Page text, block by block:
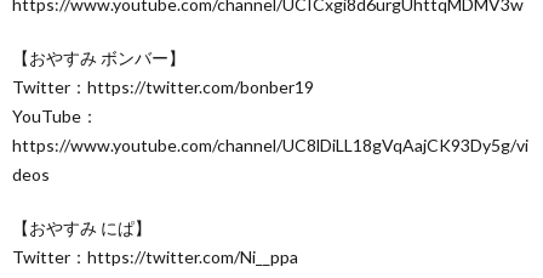
https://www.youtube.com/channel/UCICxgi8d6urgUhttqMDMV3w
【おやすみ ボンバー】
Twitter：https://twitter.com/bonber19
YouTube：
https://www.youtube.com/channel/UC8lDiLL18gVqAajCK93Dy5g/vi
deos
【おやすみ にぱ】
Twitter：https://twitter.com/Ni__ppa